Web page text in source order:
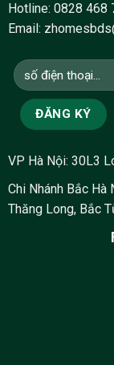
Hotline: 0828 468
Email:
VP Hà Nội: 30L3
Chi Nhánh Bắc Hà
Thăng Long, Bắc